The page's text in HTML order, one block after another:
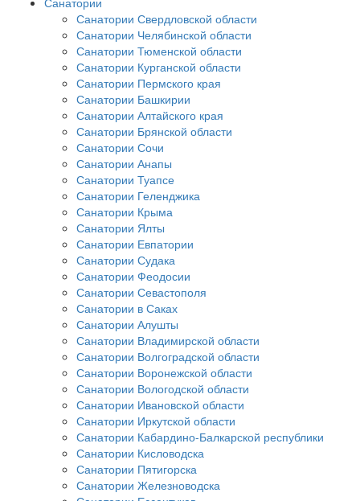
Санатории Свердловской области
Санатории Челябинской области
Санатории Тюменской области
Санатории Курганской области
Санатории Пермского края
Санатории Башкирии
Санатории Алтайского края
Санатории Брянской области
Санатории Сочи
Санатории Анапы
Санатории Туапсе
Санатории Геленджика
Санатории Крыма
Санатории Ялты
Санатории Евпатории
Санатории Судака
Санатории Феодосии
Санатории Севастополя
Санатории в Саках
Санатории Алушты
Санатории Владимирской области
Санатории Волгоградской области
Санатории Воронежской области
Санатории Вологодской области
Санатории Ивановской области
Санатории Иркутской области
Санатории Кабардино-Балкарской республики
Санатории Кисловодска
Санатории Пятигорска
Санатории Железноводска